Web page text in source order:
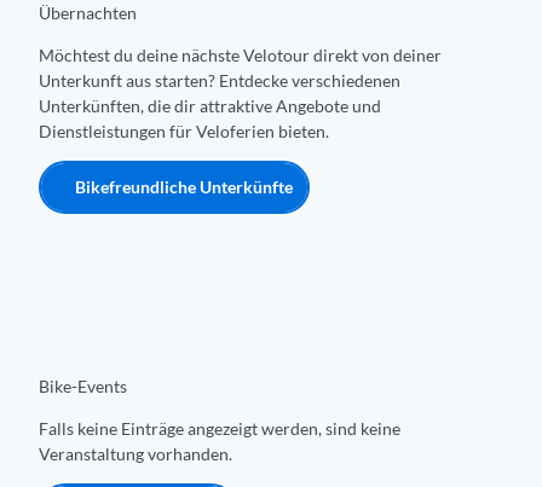
Übernachten
Möchtest du deine nächste Velotour direkt von deiner
Unterkunft aus starten? Entdecke verschiedenen
Unterkünften, die dir attraktive Angebote und
Dienstleistungen für Veloferien bieten.
Bikefreundliche Unterkünfte
Bike-Events
Falls keine Einträge angezeigt werden, sind keine
Veranstaltung vorhanden.